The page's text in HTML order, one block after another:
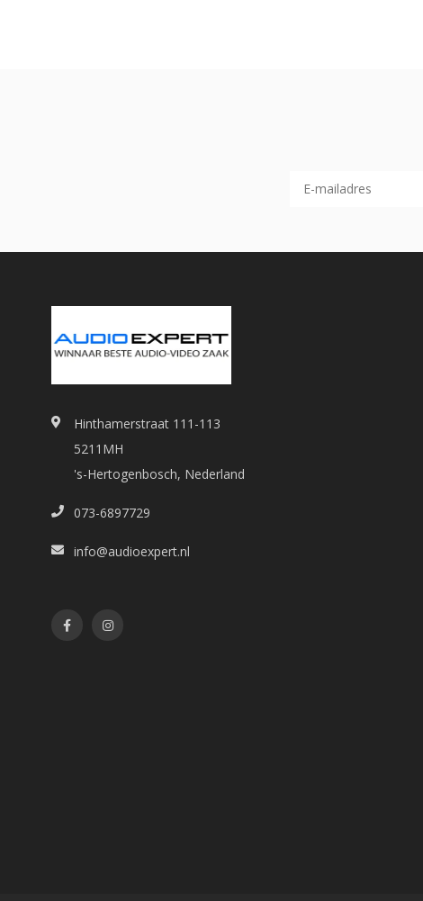
Hinthamerstraat 111-113
5211MH
's-Hertogenbosch, Nederland
073-6897729
info@audioexpert.nl